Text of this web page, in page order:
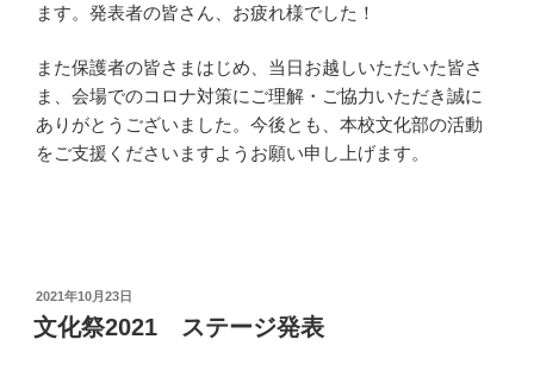
ます。発表者の皆さん、お疲れ様でした！
また保護者の皆さまはじめ、当日お越しいただいた皆さ
ま、会場でのコロナ対策にご理解・ご協力いただき誠に
ありがとうございました。今後とも、本校文化部の活動
をご支援くださいますようお願い申し上げます。
投
稿
日:
2021年10月23日
文化祭2021 ステージ発表